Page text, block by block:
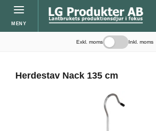
MENY
Exkl. moms Inkl. moms
Herdestav Nack 135 cm